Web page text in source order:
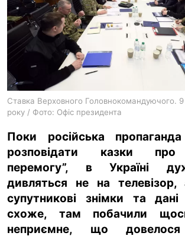
ua ru en
Ставка Верховного Головнокомандуючого.
року / Фото: Офіс президента
Поки російська
розповідати казки про
перемогу”, в Україні
дивляться не на
супутникові знімки та дані
схоже, там побачили
неприємне, що довелося